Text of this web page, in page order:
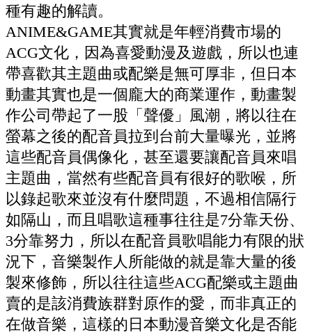
種有趣的解讀。
ANIME&GAME其實就是年輕消費市場的
ACG文化，因為喜愛動漫及遊戲，所以也連
帶喜歡其主題曲或配樂是無可厚非，但日本
動畫其實也是一個龐大的商業運作，動畫製
作公司帶起了一股「聲優」風潮，將以往在
螢幕之後的配音員拉到台前大量曝光，並將
這些配音員偶像化，甚至還要讓配音員來唱
主題曲，當然有些配音員有很好的歌喉，所
以錄起歌來並沒有什麼問題，不過相信隔行
如隔山，而且唱歌這種事往往是7分靠天份、
3分靠努力，所以在配音員歌唱能力有限的狀
況下，音樂製作人所能做的就是靠大量的後
製來修飾，所以往往這些ACG配樂或主題曲
賣的是該消費族群對原作的愛，而非真正的
在做音樂，這樣的日本動漫音樂文化是否能